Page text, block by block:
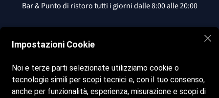
Bar & Punto di ristoro tutti i giorni dalle 8:00 alle 20:00
+39 3357671229
Impostazioni Cookie
Noi e terze parti selezionate utilizziamo cookie o
tecnologie simili per scopi tecnici e, con il tuo consenso,
anche per funzionalità, esperienza, misurazione e scopi di